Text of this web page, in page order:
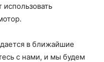
в ближайшие
с нами, и мы будем